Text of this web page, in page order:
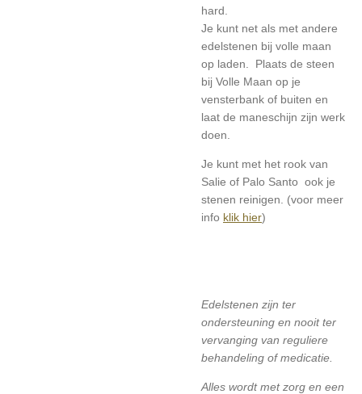
hard.
Je kunt net als met andere
edelstenen bij volle maan
op laden. Plaats de steen
bij Volle Maan op je
vensterbank of buiten en
laat de maneschijn zijn werk
doen.
Je kunt met het rook van
Salie of Palo Santo ook je
stenen reinigen. (voor meer
info klik hier)
Edelstenen zijn ter
ondersteuning en nooit ter
vervanging van reguliere
behandeling of medicatie.
Alles wordt met zorg en een